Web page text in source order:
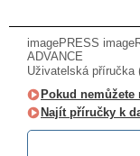
imagePRESS
ADVANCE
Uživatelská příručka
Pokud
Najít příručky k